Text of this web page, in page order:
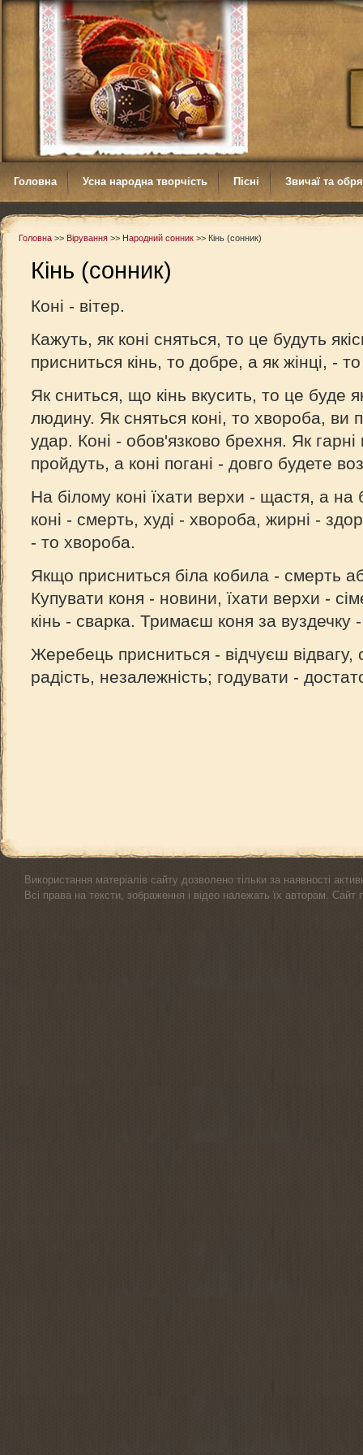
Головна Усна народна творчість Пісні Звичаї та
Головна >> Вірування >> Народний сонник >> Кінь (сонник)
Кінь (сонник)
Коні - вітер.
Кажуть, як коні сняться, то це будуть
присниться кінь, то добре, а як жінці, -
Як сниться, що кінь вкусить, то це буде
людину. Як сняться коні, то хвороба, ви
удар. Коні - обов'язково брехня. Як гарні
пройдуть, а коні погані - довго будете
На білому коні їхати верхи - щастя, а на
коні - смерть, худі - хвороба, жирні -
- то хвороба.
Якщо присниться біла кобила - смерть
Купувати коня - новини, їхати верхи -
кінь - сварка. Тримаєш коня за вуздечку
Жеребець присниться - відчуєш
радість, незалежність; годувати -
Використання матеріалів сайту дозволено тільки за наявності
Всі права на тексти, зображення і відео належать їх авторам.